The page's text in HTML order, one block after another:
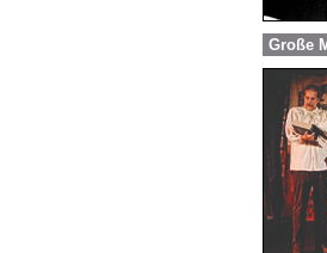
Große